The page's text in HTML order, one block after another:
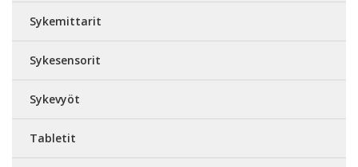
Sykemittarit
Sykesensorit
Sykevyöt
Tabletit